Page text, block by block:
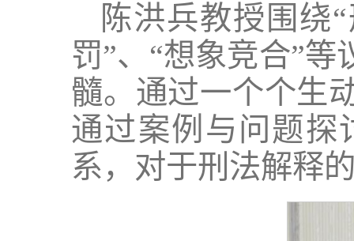
陈洪兵教授围绕
罚”、“想象竞合”
髓。通过一个个生
通过案例与问题探
系，对于刑法解释